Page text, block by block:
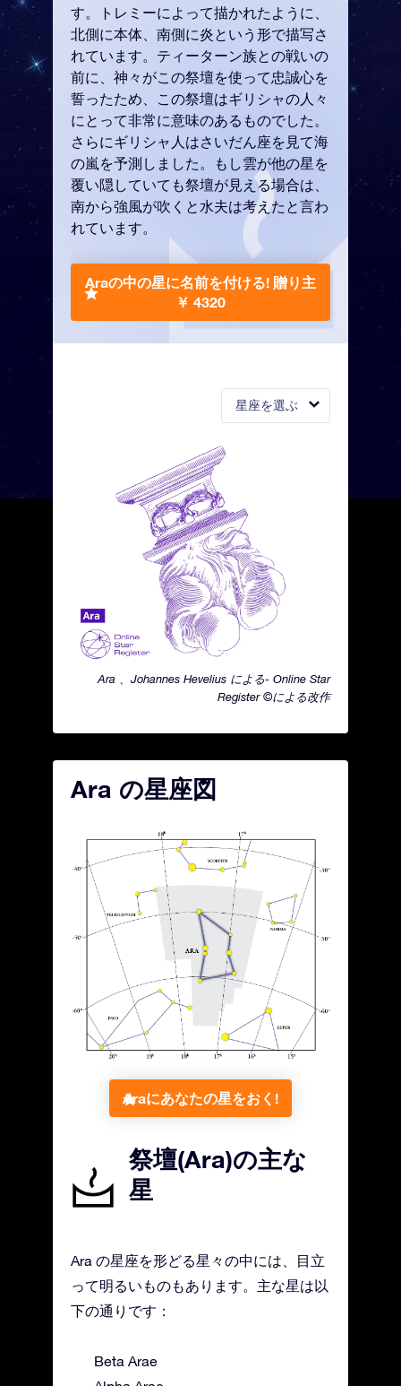
星座を選ぶ
Ara 、Johannes Hevelius による- Online Star
Register ©による改作
す。トレミーによって描かれたように、
北側に本体、南側に炎という形で描写さ
れています。ティーターン族との戦いの
前に、神々がこの祭壇を使って忠誠心を
誓ったため、この祭壇はギリシャの人々
にとって非常に意味のあるものでした。
さらにギリシャ人はさいだん座を見て海
の嵐を予測しました。もし雲が他の星を
覆い隠していても祭壇が見える場合は、
南から強風が吹くと水夫は考えたと言わ
れています。
Araの中の星に名前を付ける! 贈り主
￥ 4320
Ara の星座図
Araにあなたの星をおく!
祭壇(Ara)の主な
星
Ara の星座を形どる星々の中には、目立
って明るいものもあります。主な星は以
下の通りです：
Beta Arae